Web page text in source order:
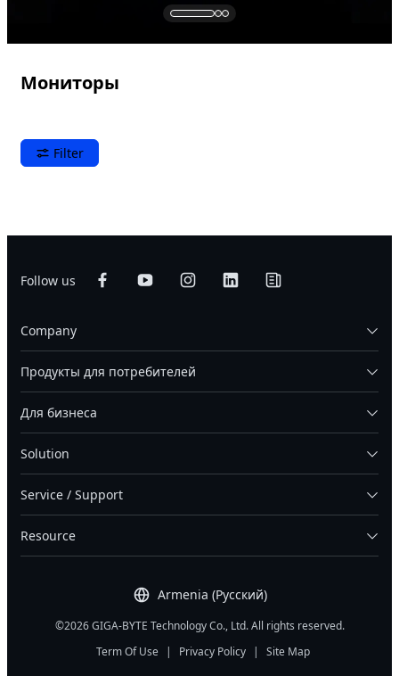
Мониторы
Filter
Follow us
Armenia (Русский)
Company
Продукты для потребителей
Для бизнеса
Solution
Service / Support
Resource
©2026 GIGA-BYTE Technology Co., Ltd. All rights reserved.
Term Of Use
| Privacy Policy | Site Map